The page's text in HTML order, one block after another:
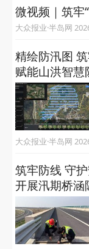
微视频｜筑牢
大众报
精绘防汛图
赋能山洪智慧
大众报
筑牢防线 守
开展汛期桥涵